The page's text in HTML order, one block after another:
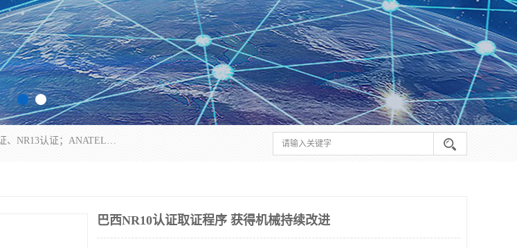
*是一家的测试、评估、检查与认机构，主要从事巴西NR10认证、NR12认证、NR13认证；ANATEL认证、INMTRO认证，欧盟CE认证：MD认证，PED认证，MID认证，ATEX认证，德国蓝色天使认证。
巴西NR10认证取证程序 获得机械持续改进